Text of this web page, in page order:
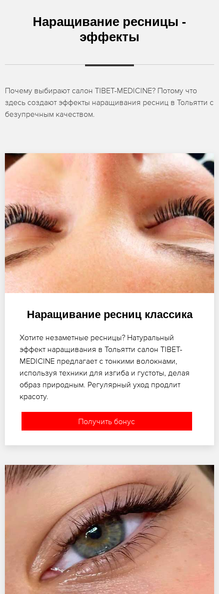
Наращивание ресницы -
эффекты
Почему выбирают салон TIBET-MEDICINE? Потому что
здесь создают эффекты наращивания ресниц в Тольятти с
безупречным качеством.
Наращивание ресниц классика
Хотите незаметные ресницы? Натуральный
эффект наращивания в Тольятти салон TIBET-
MEDICINE предлагает с тонкими волокнами,
используя техники для изгиба и густоты, делая
образ природным. Регулярный уход продлит
красоту.
Получить бонус